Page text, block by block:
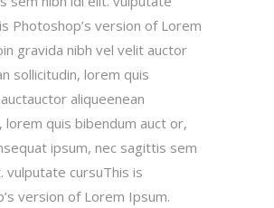
Photoshop’s version of Lorem
gravida nibh vel velit auctor
sollicitudin, lorem quis
aliqueenean
lorem quis bibendum auct or,
ipsum, nec sagittis sem
vulputate cursuThis is
version of Lorem Ipsum.